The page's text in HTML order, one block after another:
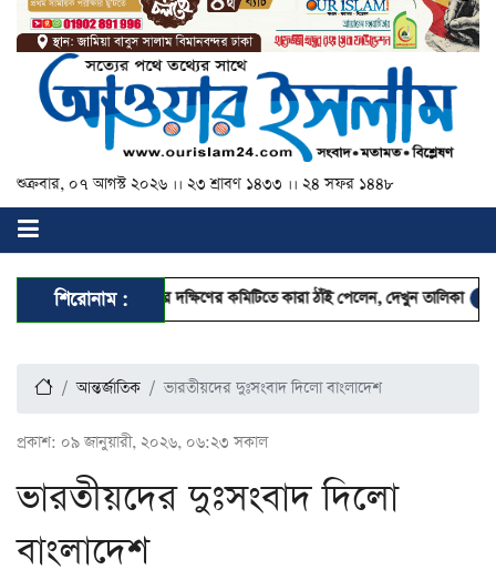
শুক্রবার, ০৭ আগস্ট ২০২৬ ।। ২৩ শ্রাবণ ১৪৩৩ ।। ২৪ সফর ১৪৪৮
শিরোনাম :
ঢাকা মহানগর দক্ষিণের কমিটিতে কারা ঠাঁই পেলেন, দেখুন তালিকা ছুটিতেও
আন্তর্জাতিক ভারতীয়দের দুঃসংবাদ দিলো বাংলাদেশ
প্রকাশ: ০৯ জানুয়ারী, ২০২৬, ০৬:২৩ সকাল
ভারতীয়দের দুঃসংবাদ দিলো
বাংলাদেশ